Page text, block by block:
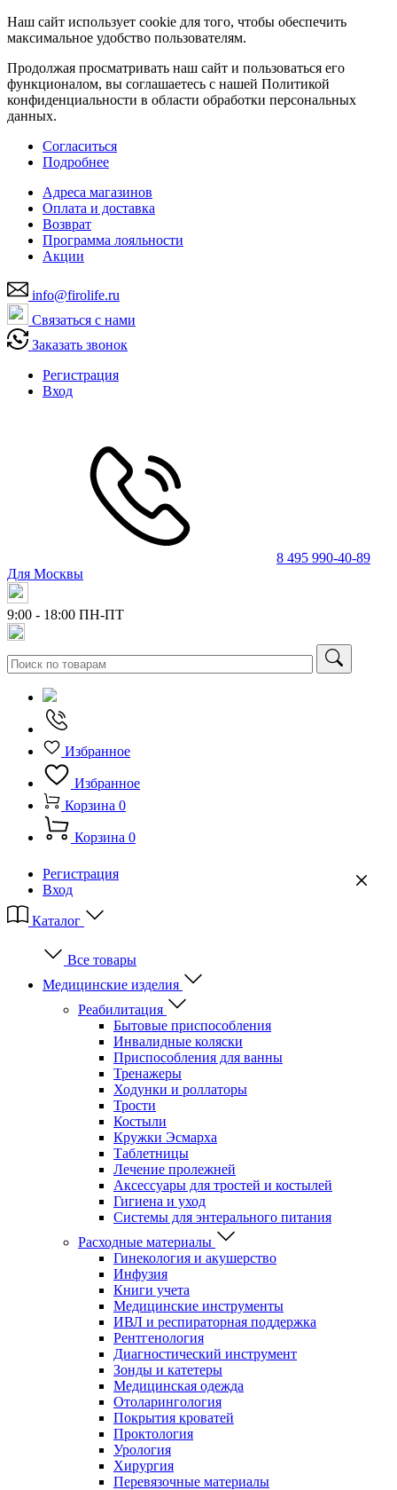
Наш сайт использует cookie для того, чтобы обеспечить
максимальное удобство пользователям.
Продолжая просматривать наш сайт и пользоваться его
функционалом, вы соглашаетесь с нашей Политикой
конфиденциальности в области обработки персональных
данных.
Согласиться
Подробнее
Адреса магазинов
Оплата и доставка
Возврат
Программа лояльности
Акции
info@firolife.ru
Связаться с нами
Заказать звонок
Регистрация
Вход
8 495 990-40-89
Для Москвы
9:00 - 18:00 ПН-ПТ
Избранное
Избранное
Корзина 0
Корзина 0
Регистрация
Вход
Каталог
Все товары
Медицинские изделия
Реабилитация
Бытовые приспособления
Инвалидные коляски
Приспособления для ванны
Тренажеры
Ходунки и роллаторы
Трости
Костыли
Кружки Эсмарха
Таблетницы
Лечение пролежней
Аксессуары для тростей и костылей
Гигиена и уход
Системы для энтерального питания
Расходные материалы
Гинекология и акушерство
Инфузия
Книги учета
Медицинские инструменты
ИВЛ и респираторная поддержка
Рентгенология
Диагностический инструмент
Зонды и катетеры
Медицинская одежда
Отоларингология
Покрытия кроватей
Проктология
Урология
Хирургия
Перевязочные материалы